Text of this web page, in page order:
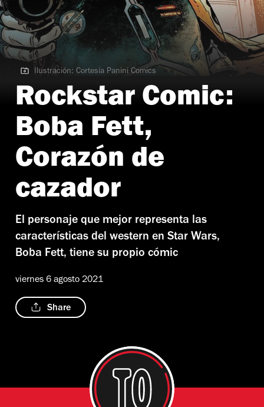
Ilustración: Cortesía Panini Comics
Ilustración: Cortesía Panini Comics
Rockstar Comic:
Boba Fett,
Corazón de
cazador
El personaje que mejor representa las
características del western en Star Wars,
Boba Fett, tiene su propio cómic
viernes 6 agosto 2021
Share